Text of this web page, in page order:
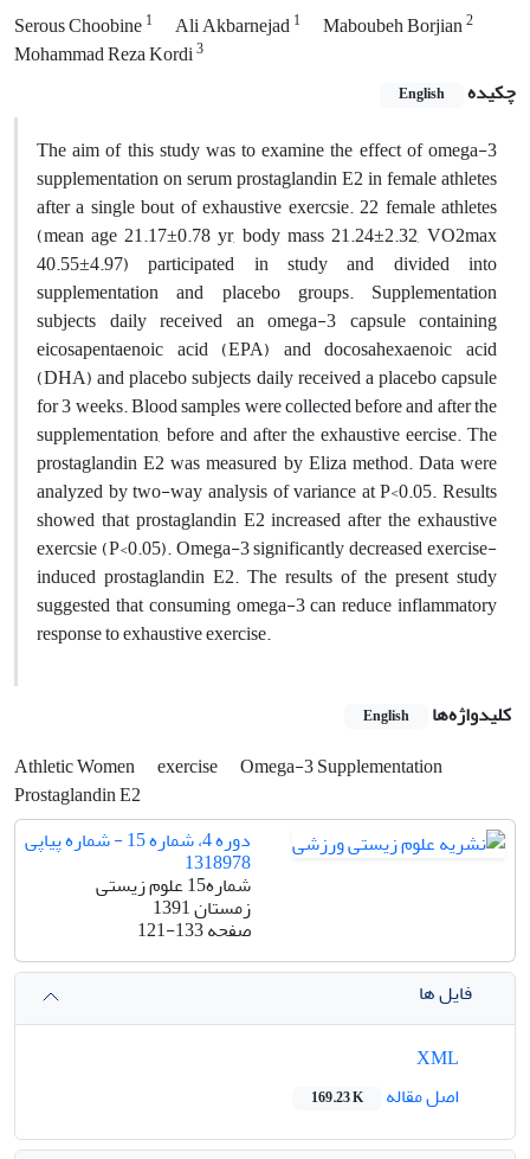
Serous Choobine1 Ali Akbarnejad1 Maboubeh Borjian2
Mohammad Reza Kordi3
چکیده English
The aim of this study was to examine the effect of omega-3
supplementation on serum prostaglandin E2 in female athletes
after a single bout of exhaustive exercsie. 22 female athletes
(mean age 21.17±0.78 yr, body mass 21.24±2.32, VO2max
40.55±4.97) participated in study and divided into
supplementation and placebo groups. Supplementation
subjects daily received an omega-3 capsule containing
eicosapentaenoic acid (EPA) and docosahexaenoic acid
(DHA) and placebo subjects daily received a placebo capsule
for 3 weeks. Blood samples were collected before and after the
supplementation, before and after the exhaustive eercise. The
prostaglandin E2 was measured by Eliza method. Data were
analyzed by two-way analysis of variance at P<0.05. Results
showed that prostaglandin E2 increased after the exhaustive
exercsie (P<0.05). Omega-3 significantly decreased exercise-
induced prostaglandin E2. The results of the present study
suggested that consuming omega-3 can reduce inflammatory
response to exhaustive exercise.
کلیدواژه‌ها English
Athletic Women exercise
Omega-3 Supplementation
Prostaglandin E2
دوره 4، شماره 15 - شماره پیاپی
1318978
شماره15 علوم زیستی
زمستان 1391
صفحه121-133
فایل ها
اصل مقاله
169.23 K